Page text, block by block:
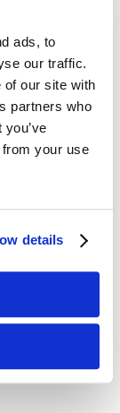
ads, to
our traffic.
of our site with
partners who
your use
details
z pozoru